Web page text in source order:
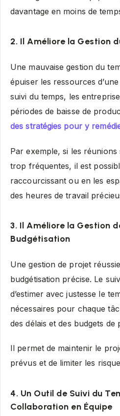
davantage en moins de
2. Il Améliore la Gestion
Une mauvaise gestion du
épuiser les ressources
suivi du temps, les
périodes de baisse de
des stratégies pour y
Par exemple, si les
trop fréquentes, il est
raccourcissant ou en les
des heures de travail
3. Il Améliore la Gestion
Budgétisation
Une gestion de projet
budgétisation précise. Le
d’estimer avec justesse le
nécessaires pour chaque
des délais et des budgets de
Il permet de maintenir le
prévus et de limiter les
4. Un Outil de Suivi du
Collaboration en Équipe